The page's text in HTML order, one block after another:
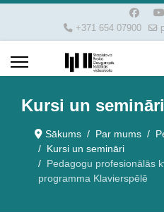
+371 654 07900
Kursi un semināri
Sākums Par mums
Kursi un semināri
Pedagogu profesionālās
programma Klavierspēlē